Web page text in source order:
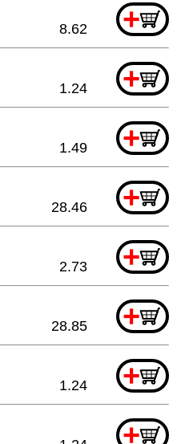
+
8.62
+
1.24
+
1.49
+
28.46
+
2.73
+
28.85
+
1.24
+